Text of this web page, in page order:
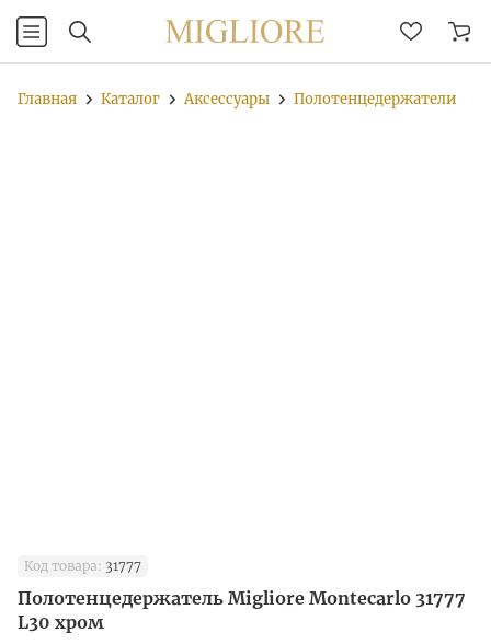
Главная Каталог Аксессуары Полотенцедержатели
Код товара: 31777
Полотенцедержатель Migliore Montecarlo 31777
L30 хром